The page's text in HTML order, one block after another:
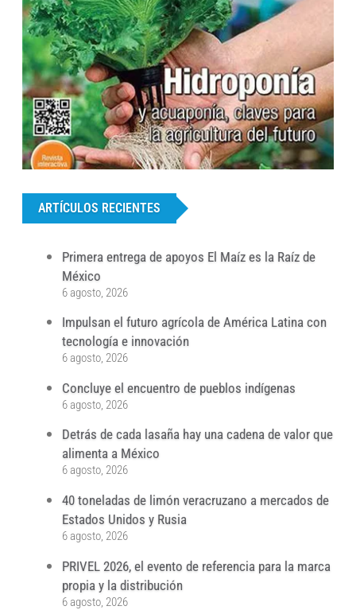
ARTÍCULOS RECIENTES
Primera entrega de apoyos El Maíz es la Raíz de
México
6 agosto, 2026
Impulsan el futuro agrícola de América Latina con
tecnología e innovación
6 agosto, 2026
Concluye el encuentro de pueblos indígenas
6 agosto, 2026
Detrás de cada lasaña hay una cadena de valor que
alimenta a México
6 agosto, 2026
40 toneladas de limón veracruzano a mercados de
Estados Unidos y Rusia
6 agosto, 2026
PRIVEL 2026, el evento de referencia para la marca
propia y la distribución
6 agosto, 2026